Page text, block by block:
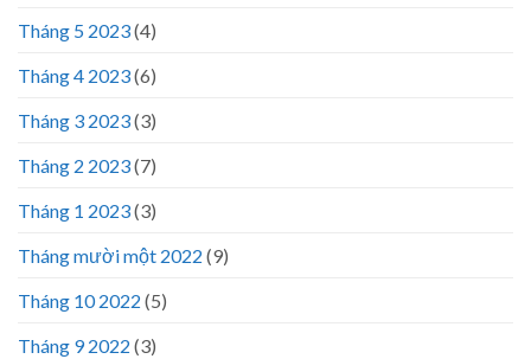
Tháng 5 2023(4)
Tháng 4 2023(6)
Tháng 3 2023(3)
Tháng 2 2023(7)
Tháng 1 2023(3)
Tháng mười một 2022 (9)
Tháng 10 2022 (5)
Tháng 9 2022 (3)